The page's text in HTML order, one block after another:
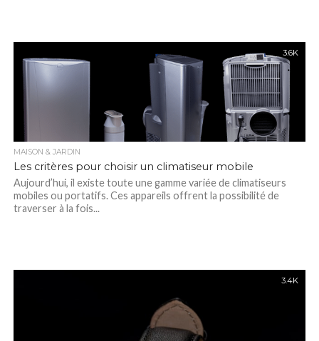
3.6K
MAISON & JARDIN
Les critères pour choisir un climatiseur mobile
Aujourd’hui, il existe toute une gamme variée de climatiseurs
mobiles ou portatifs. Ces appareils offrent la possibilité de
traverser à la fois...
3.4K